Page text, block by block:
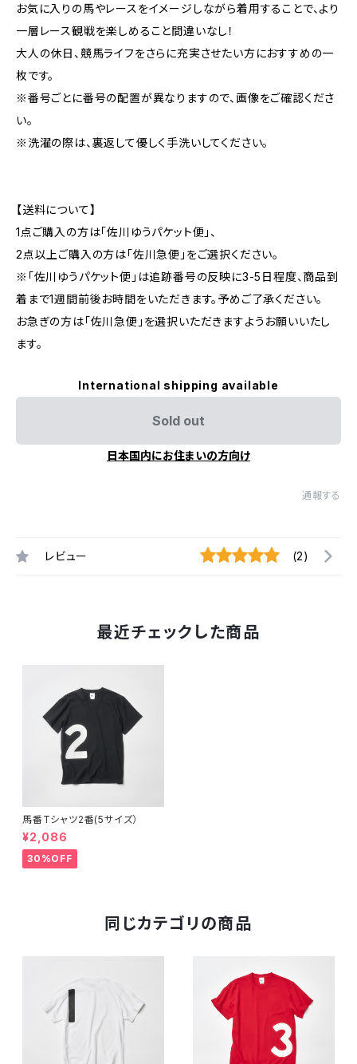
お気に入りの馬やレースをイメージしながら着用することで、より
一層レース観戦を楽しめること間違いなし！
大人の休日、競馬ライフをさらに充実させたい方におすすめの一
枚です。
※番号ごとに番号の配置が異なりますので、画像をご確認くださ
い。
※洗濯の際は、裏返して優しく手洗いしてください。
【送料について】
1点ご購入の方は「佐川ゆうパケット便」、
2点以上ご購入の方は「佐川急便」をご選択ください。
※「佐川ゆうパケット便」は追跡番号の反映に3-5日程度、商品到
着まで1週間前後お時間をいただきます。予めご了承ください。
お急ぎの方は「佐川急便」を選択いただきますようお願いいたし
ます。
International shipping available
Sold out
日本国内にお住まいの方向け
通報する
レビュー (2)
最近チェックした商品
馬番Tシャツ2番(5サイズ）
¥2,086
30%OFF
同じカテゴリの商品